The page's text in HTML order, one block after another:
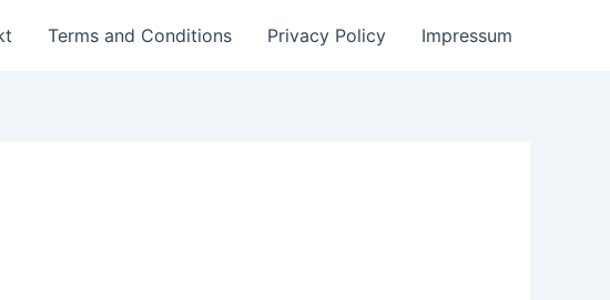
Terms and Conditions Privacy Policy Impressum